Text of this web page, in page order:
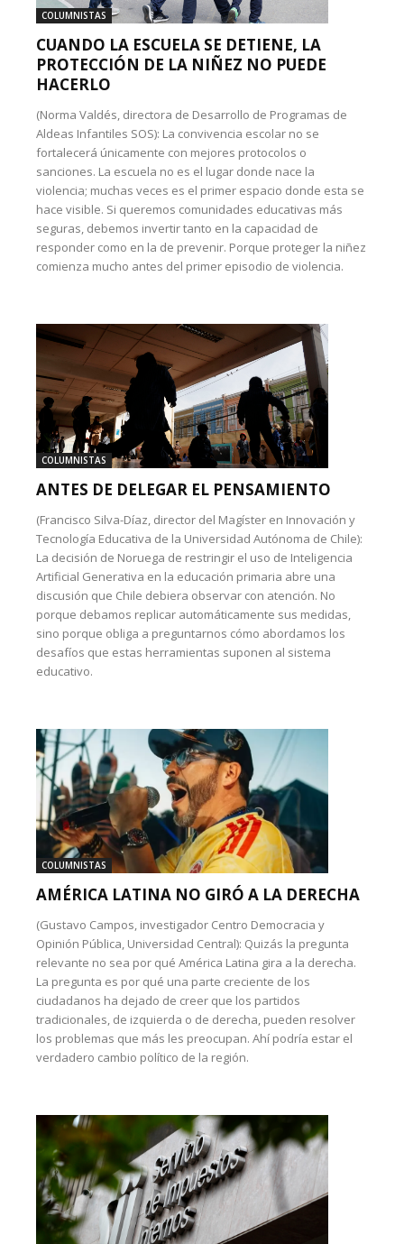
COLUMNISTAS
CUANDO LA ESCUELA SE DETIENE, LA
PROTECCIÓN DE LA NIÑEZ NO PUEDE
HACERLO
(Norma Valdés, directora de Desarrollo de Programas de
Aldeas Infantiles SOS): La convivencia escolar no se
fortalecerá únicamente con mejores protocolos o
sanciones. La escuela no es el lugar donde nace la
violencia; muchas veces es el primer espacio donde esta se
hace visible. Si queremos comunidades educativas más
seguras, debemos invertir tanto en la capacidad de
responder como en la de prevenir. Porque proteger la niñez
comienza mucho antes del primer episodio de violencia.
COLUMNISTAS
ANTES DE DELEGAR EL PENSAMIENTO
(Francisco Silva-Díaz, director del Magíster en Innovación y
Tecnología Educativa de la Universidad Autónoma de Chile):
La decisión de Noruega de restringir el uso de Inteligencia
Artificial Generativa en la educación primaria abre una
discusión que Chile debiera observar con atención. No
porque debamos replicar automáticamente sus medidas,
sino porque obliga a preguntarnos cómo abordamos los
desafíos que estas herramientas suponen al sistema
educativo.
COLUMNISTAS
AMÉRICA LATINA NO GIRÓ A LA DERECHA
(Gustavo Campos, investigador Centro Democracia y
Opinión Pública, Universidad Central): Quizás la pregunta
relevante no sea por qué América Latina gira a la derecha.
La pregunta es por qué una parte creciente de los
ciudadanos ha dejado de creer que los partidos
tradicionales, de izquierda o de derecha, pueden resolver
los problemas que más les preocupan. Ahí podría estar el
verdadero cambio político de la región.